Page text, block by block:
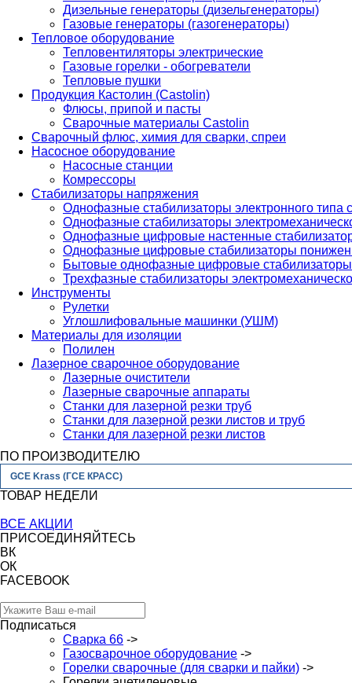
Дизельные генераторы (дизельгенераторы)
Газовые генераторы (газогенераторы)
Тепловое оборудование
Тепловентиляторы электрические
Газовые горелки - обогреватели
Тепловые пушки
Продукция Кастолин (Castolin)
Флюсы, припой и пасты
Сварочные материалы Castolin
Сварочный флюс, химия для сварки, спреи
Насосное оборудование
Насосные станции
Комрессоры
Стабилизаторы напряжения
Однофазные стабилизаторы электронного
Однофазные стабилизаторы
Однофазные цифровые настенные
Однофазные цифровые стабилизаторы
Бытовые однофазные цифровые стабилизаторы
Трехфазные стабилизаторы
Инструменты
Рулетки
Углошлифовальные машинки (УШМ)
Материалы для изоляции
Полилен
Лазерное сварочное оборудование
Лазерные очистители
Лазерные сварочные аппараты
Станки для лазерной резки труб
Станки для лазерной резки листов и труб
Станки для лазерной резки листов
ПО ПРОИЗВОДИТЕЛЮ
GCE Krass (ГСЕ КРАСС)
ТОВАР НЕДЕЛИ
ВСЕ АКЦИИ
ПРИСОЕДИНЯЙТЕСЬ
ВК
ОК
FACEBOOK
Подписаться
Сварка 66 ->
Газосварочное оборудование ->
Горелки сварочные (для сварки и пайки) ->